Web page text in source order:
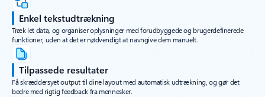
Enkel tekstudtrækning
Træk let data, og organiser oplysninger med forudbyggede og brugerdefinerede
funktioner, uden at det er nødvendigt at navngive dem manuelt.
Tilpassede resultater
Få skræddersyet output til dine layout med automatisk udtrækning, og gør det
bedre med rigtig feedback fra mennesker.